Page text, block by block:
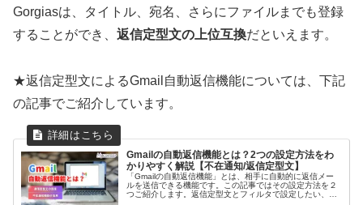
Gorgiasは、タイトル、宛名、さらにファイルまでも登録
することができ、 返信定型文の上位互換だといえます。
★返信定型文によるGmail自動返信機能については、下記
の記事でご紹介しています。
Gmailの自動返信機能とは？2つの設定方法をわ
かりやすく解説【不在通知/返信定型文】
「Gmailの自動返信機能」とは、相手に自動的に返信メー
ルを送信できる機能です。この記事ではその設定方法を２
つご紹介します。返信定型文とフィルタで設定したい、不